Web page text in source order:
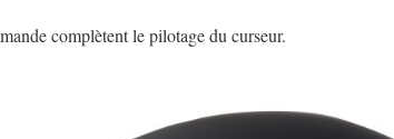
complètent le pilotage du curseur.